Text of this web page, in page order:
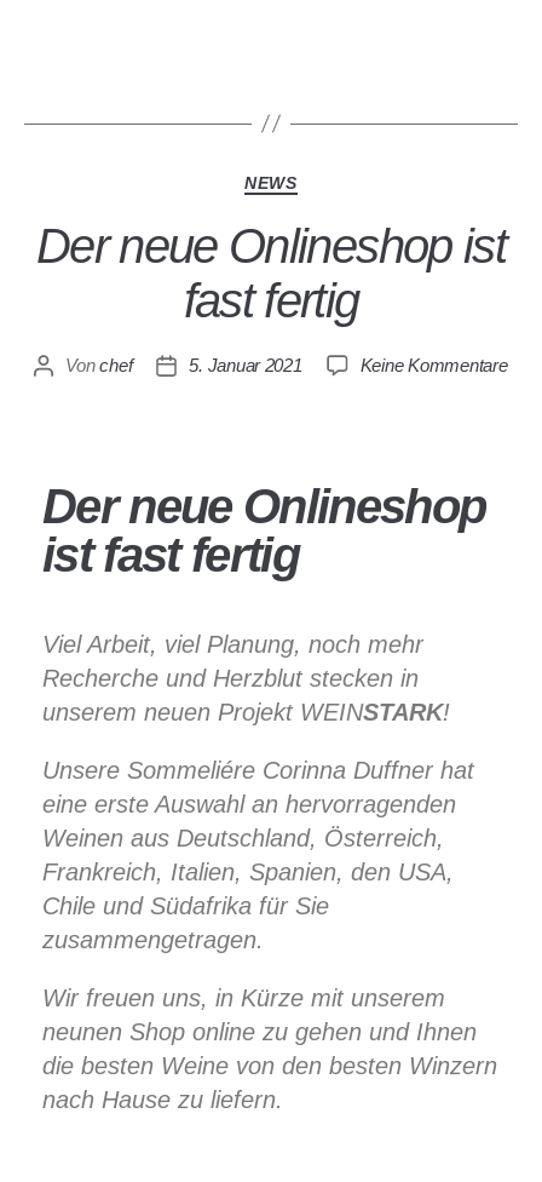
NEWS
Der neue Onlineshop ist
fast fertig
Vonchef 5. Januar 2021 Keine Kommentare
Der neue Onlineshop
ist fast fertig
Viel Arbeit, viel Planung, noch mehr
Recherche und Herzblut stecken in
unserem neuen Projekt WEINSTARK!
Unsere Sommeliére Corinna Duffner hat
eine erste Auswahl an hervorragenden
Weinen aus Deutschland, Österreich,
Frankreich, Italien, Spanien, den USA,
Chile und Südafrika für Sie
zusammengetragen.
Wir freuen uns, in Kürze mit unserem
neunen Shop online zu gehen und Ihnen
die besten Weine von den besten Winzern
nach Hause zu liefern.